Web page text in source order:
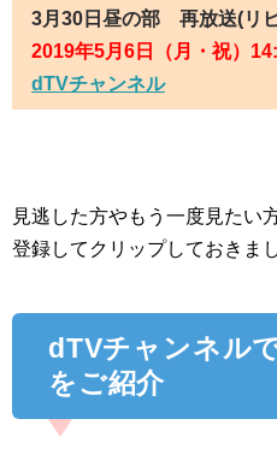
3月30日昼の部 再放送(リ
2019年5月6日（月・祝）
dTVチャンネル
見逃した方やもう一度見たい
登録してクリップしておきま
dTVチャンネル
をご紹介